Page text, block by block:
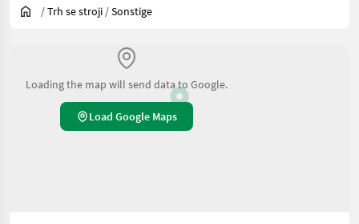
/Trh se stroji /Sonstige
Loading the map will send data to Google.
Load Google Maps